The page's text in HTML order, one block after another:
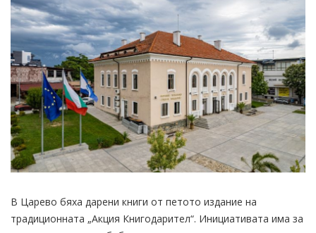
В Царево бяха дарени книги от петото издание на
традиционната „Акция Книгодарител“. Инициативата има за